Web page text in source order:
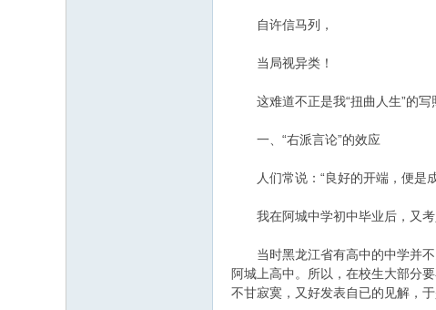
自许信马列，
当局视异类！
这难道不正是我“扭曲人生”的写
一、“右派言论”的效应
人们常说：“良好的开端，便是成
我在阿城中学初中毕业后，又考
当时黑龙江省有高中的中学并不
阿城上高中。所以，在校生大部分
不甘寂寞，又好发表自已的见解，于